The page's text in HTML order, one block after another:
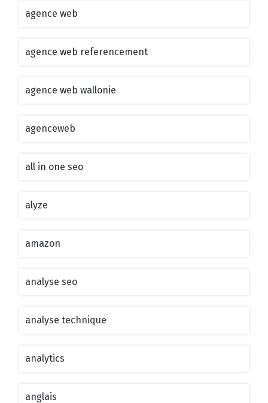
agence web
agence web referencement
agence web wallonie
agenceweb
all in one seo
alyze
amazon
analyse seo
analyse technique
analytics
anglais